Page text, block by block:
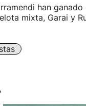
han
mixta, Garai y